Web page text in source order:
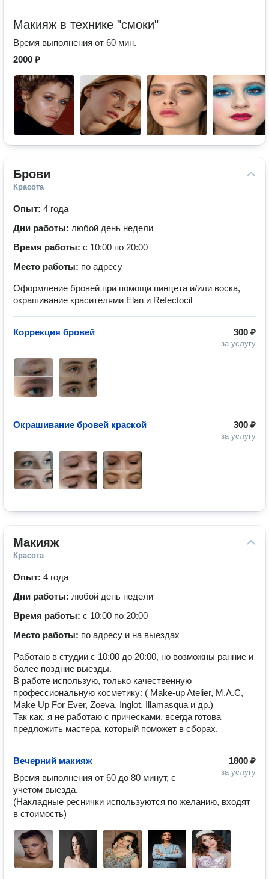
Макияж в технике "смоки"
Время выполнения от 60 мин.
2000 ₽
Брови
Красота
Опыт: 4 года
Дни работы: любой день недели
Время работы: с 10:00 по 20:00
Место работы: по адресу
Оформление бровей при помощи пинцета и/или воска,
окрашивание красителями Elan и Refectocil
300 ₽
за услугу
Коррекция бровей
300 ₽
за услугу
Окрашивание бровей краской
Макияж
Красота
Опыт: 4 года
Дни работы: любой день недели
Время работы: с 10:00 по 20:00
Место работы: по адресу и на выездах
Работаю в студии с 10:00 до 20:00, но возможны ранние и
более поздние выезды.
В работе использую, только качественную
профессиональную косметику: ( Make-up Atelier, M.A.C,
Make Up For Ever, Zoeva, Inglot, Illamasqua и др.)
Так как, я не работаю с прическами, всегда готова
предложить мастера, который поможет в сборах.
1800 ₽
за услугу
Вечерний макияж
Время выполнения от 60 до 80 минут, с
учетом выезда.
(Накладные реснички используются по желанию, входят
в стоимость)